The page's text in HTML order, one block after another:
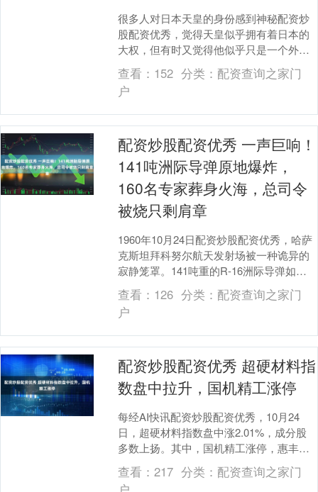
很多人对日本天皇的身份感到神秘配资炒
股配资优秀，觉得天皇似乎拥有着日本的
大权，但有时又觉得他似乎只是一个外交
象征。那么，日本天皇和日本首相到底谁
更有权力呢？接下....
查看： 152 分类： 配资查询之家门
户
配资炒股配资优秀 一声巨响！
141吨洲际导弹原地爆炸，
160名专家葬身火海，总司令
被烧只剩肩章
1960年10月24日配资炒股配资优秀，哈萨
克斯坦拜科努尔航天发射场被一种诡异的
寂静笼罩。141吨重的R-16洲际导弹如钢
铁巨兽般矗立在发射架上，它的每一个金
属....
查看： 126 分类： 配资查询之家门
户
配资炒股配资优秀 超硬材料指
数盘中拉升，国机精工涨停
每经AI快讯配资炒股配资优秀，10月24
日，超硬材料指数盘中涨2.01%，成分股
多数上扬。其中，国机精工涨停，惠丰钻
石涨8.29%配资炒股配资优秀，沃尔德涨
3.....
查看：217 分类： 配资查询之家门